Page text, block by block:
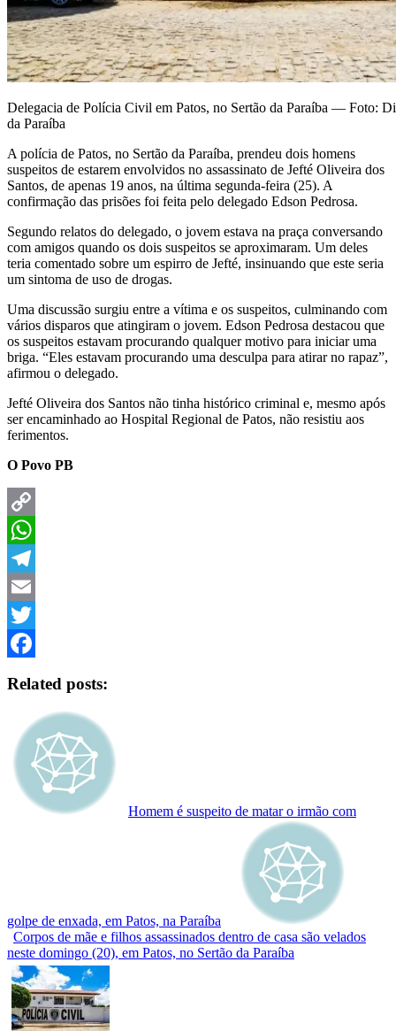
Delegacia de Polícia Civil em Patos, no Sertão da Paraíba — Foto:
da Paraíba
A polícia de Patos, no Sertão da Paraíba, prendeu dois homens
suspeitos de estarem envolvidos no assassinato de Jefté Oliveira dos
Santos, de apenas 19 anos, na última segunda-feira (25). A
confirmação das prisões foi feita pelo delegado Edson Pedrosa.
Segundo relatos do delegado, o jovem estava na praça conversando
com amigos quando os dois suspeitos se aproximaram. Um deles
teria comentado sobre um espirro de Jefté, insinuando que este seria
um sintoma de uso de drogas.
Uma discussão surgiu entre a vítima e os suspeitos, culminando com
vários disparos que atingiram o jovem. Edson Pedrosa destacou que
os suspeitos estavam procurando qualquer motivo para iniciar uma
briga. “Eles estavam procurando uma desculpa para atirar no rapaz”,
afirmou o delegado.
Jefté Oliveira dos Santos não tinha histórico criminal e, mesmo após
ser encaminhado ao Hospital Regional de Patos, não resistiu aos
ferimentos.
O Povo PB
Copy
Link
WhatsApp
Telegram
Email
Twitter
Related posts:
Homem é suspeito de matar o irmão com
golpe de enxada, em Patos, na Paraíba
Corpos de mãe e filhos assassinados dentro de casa são velados
neste domingo (20), em Patos, no Sertão da Paraíba